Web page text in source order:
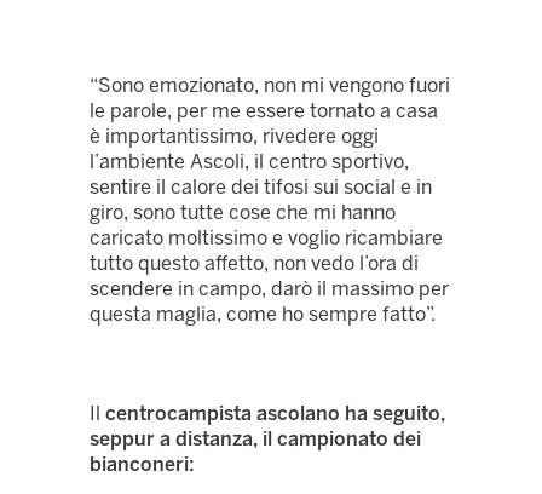
“Sono emozionato, non mi vengono fuori
le parole, per me essere tornato a casa
è importantissimo, rivedere oggi
l’ambiente Ascoli, il centro sportivo,
sentire il calore dei tifosi sui social e in
giro, sono tutte cose che mi hanno
caricato moltissimo e voglio ricambiare
tutto questo affetto, non vedo l’ora di
scendere in campo, darò il massimo per
questa maglia, come ho sempre fatto”.
Il centrocampista ascolano ha seguito,
seppur a distanza, il campionato dei
bianconeri: